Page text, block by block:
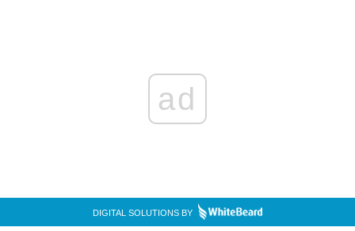
ad
DIGITAL SOLUTIONS BY